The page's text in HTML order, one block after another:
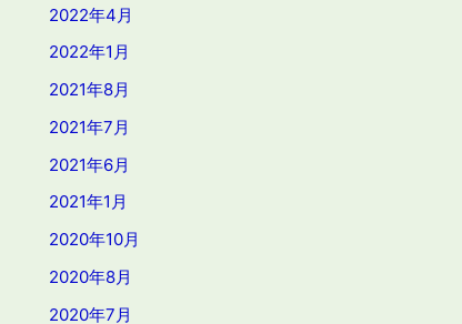
2022年4月
2022年1月
2021年8月
2021年7月
2021年6月
2021年1月
2020年10月
2020年8月
2020年7月